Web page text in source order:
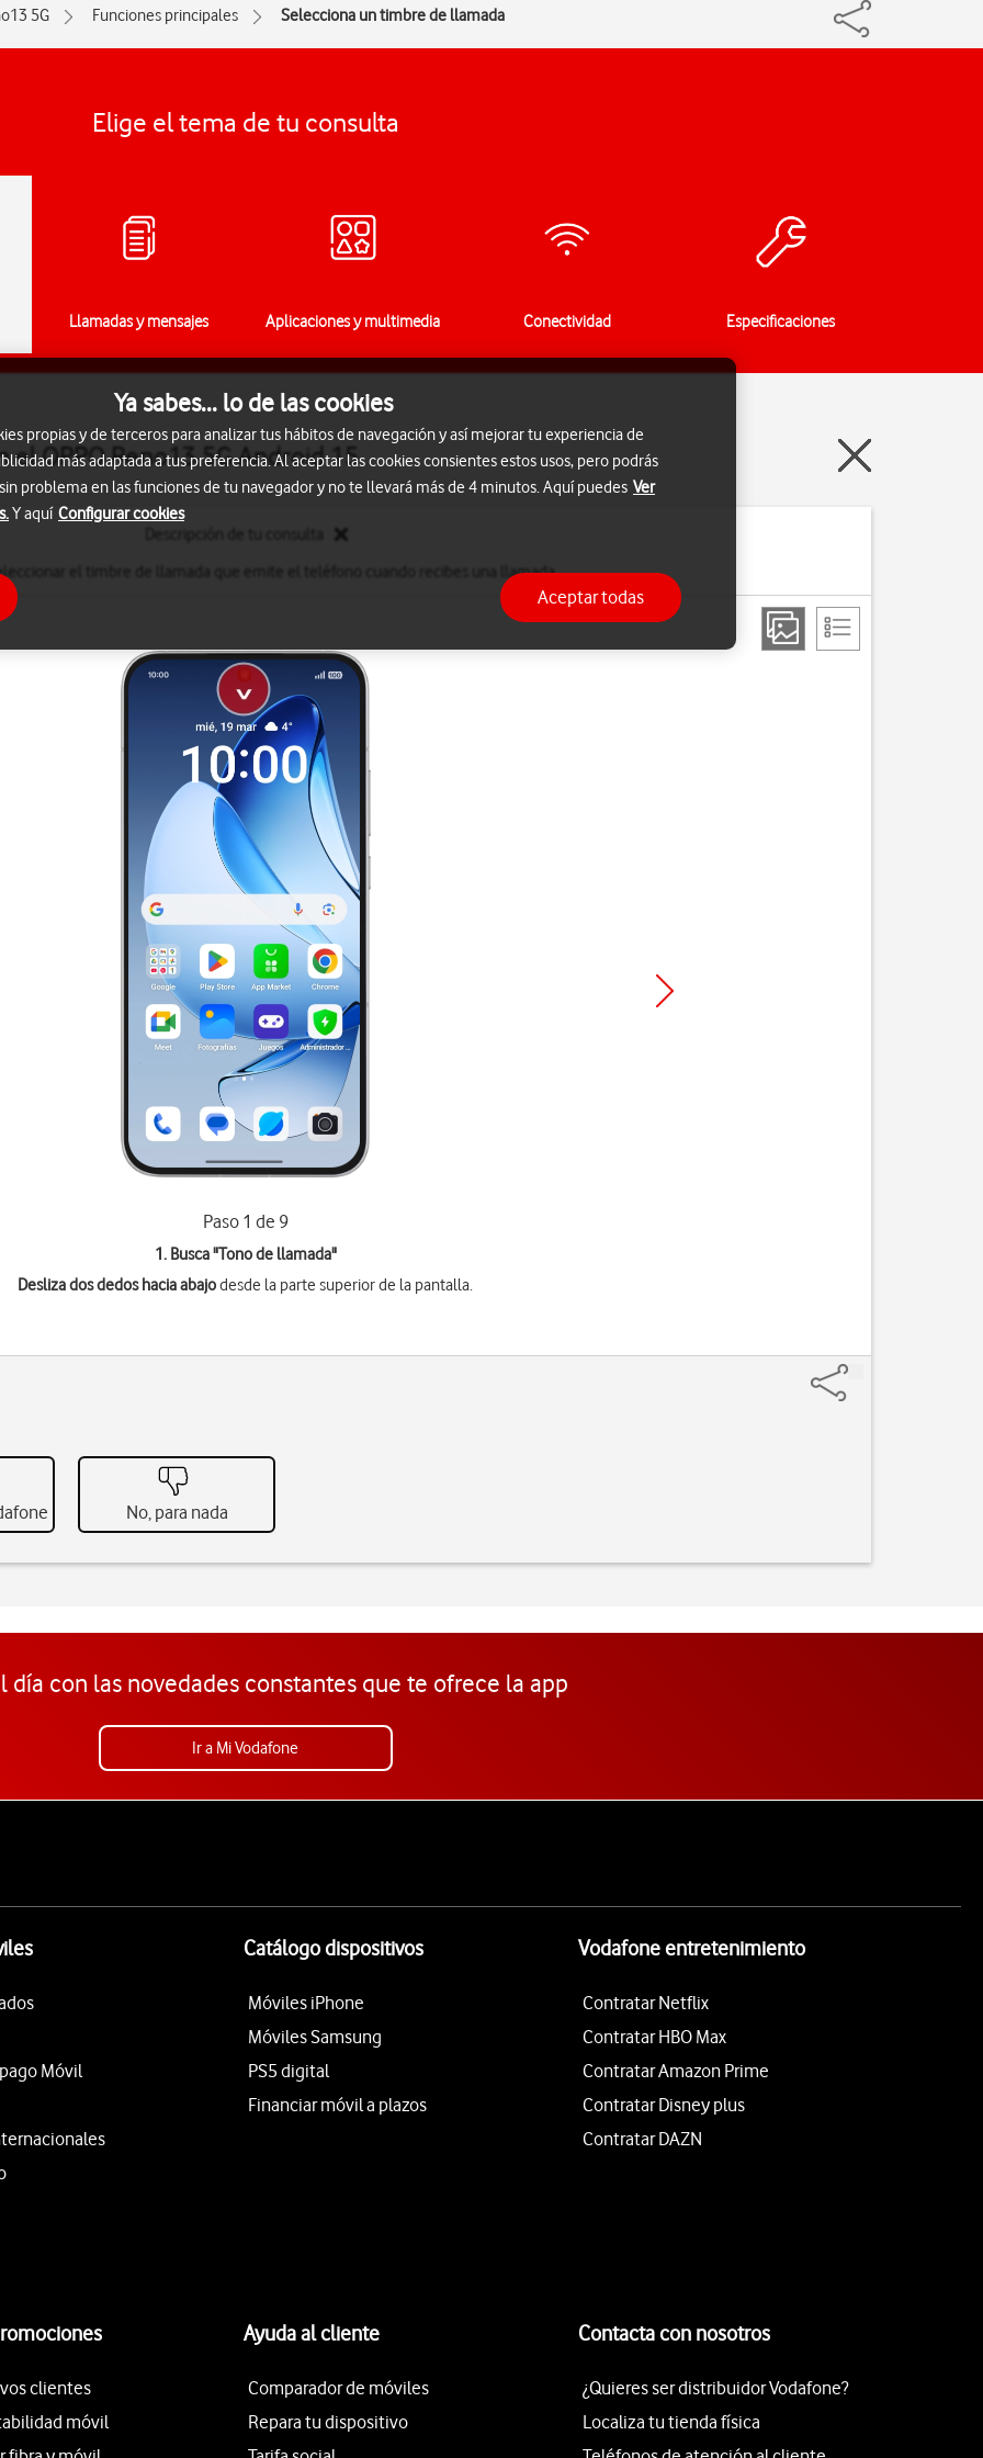
5G Funciones principales Selecciona un timbre de llamada
Elige el tema de tu consulta
Llamadas y mensajes Aplicaciones y multimedia Conectividad Especificaciones
OPPO Reno13 5G Android 15
el timbre de llamada que emite el teléfono cuando recibes una llamada.
Paso 1 de 9
1. Busca "Tono de llamada"
Desliza dos dedos hacia abajodesde la parte superior de la pantalla.
No, para nada
día con las novedades constantes que te ofrece la app
Ir a Mi Vodafone
Móvil
Catálogo dispositivos
Móviles iPhone
Móviles Samsung
PS5 digital
Financiar móvil a plazos
Vodafone entretenimiento
Contratar Netflix
Contratar HBO Max
Contratar Amazon Prime
Contratar Disney plus
Contratar DAZN
clientes
móvil
Ayuda al cliente
Comparador de móviles
Repara tu dispositivo
Contacta con nosotros
¿Quieres ser distribuidor Vodafone?
Localiza tu tienda física
Ya sabes... lo de las cookies
propias y de terceros para analizar tus hábitos de navegación y así mejorar tu experiencia de
más adaptada a tus preferencia. Al aceptar las cookies consientes estos usos, pero podrás
problema en las funciones de tu navegador y no te llevará más de 4 minutos. Aquí puedes Ver
Y aquí Configurar cookies
Aceptar todas